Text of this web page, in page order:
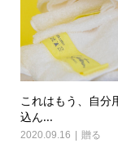
これはもう、自分
込ん...
2020.09.16 贈る